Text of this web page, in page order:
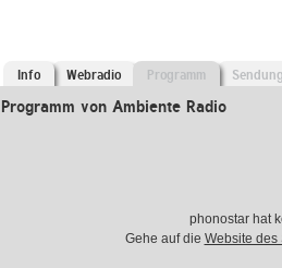
Info Webradio Programm
Programm von Ambiente Radio
phonostar hat
Gehe auf die Website des